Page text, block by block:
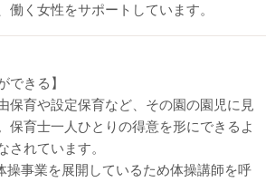
働く女性をサポートしています。
できる】
保育や設定保育など、その園の園児に見
保育士一人ひとりの得意を形にできるよ
されています。
操事業を展開しているため体操講師を呼